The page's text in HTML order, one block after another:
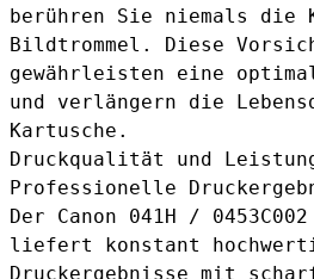
berühren Sie niemals die
Bildtrommel. Diese
gewährleisten eine
und verlängern die
Kartusche.
Druckqualität und
Professionelle
Der Canon 041H /
liefert konstant
Druckergebnisse mit